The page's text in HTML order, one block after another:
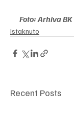
Foto: Arhiva
Istaknuto
Recent Posts